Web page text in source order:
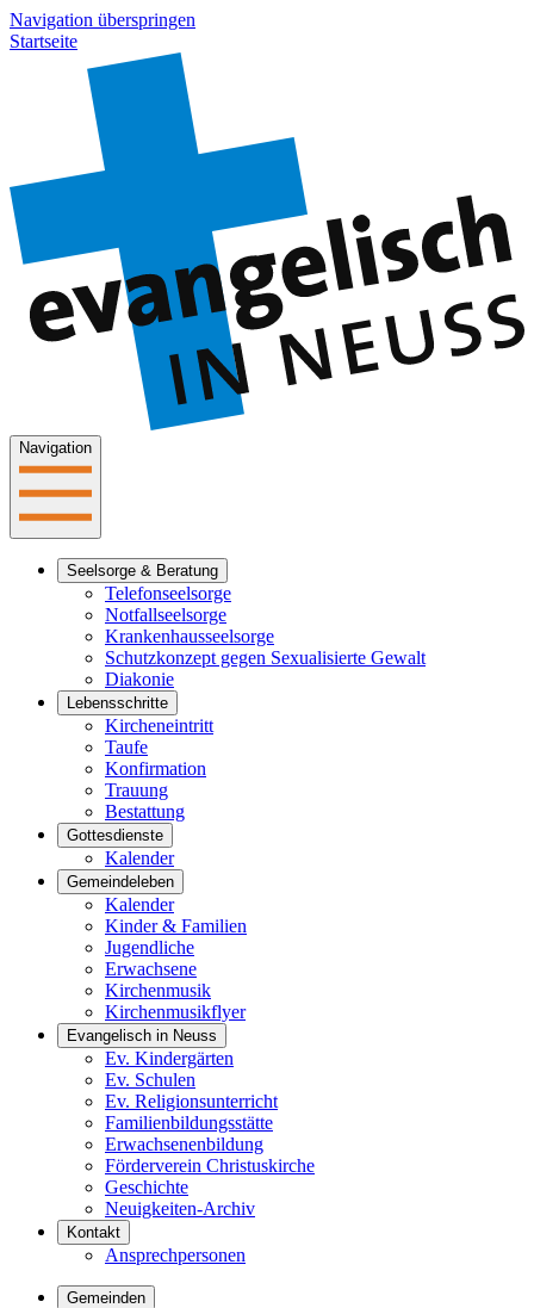
Navigation überspringen
Startseite
Navigation
Seelsorge & Beratung
Telefonseelsorge
Notfallseelsorge
Krankenhausseelsorge
Schutzkonzept gegen Sexualisierte Gewalt
Diakonie
Lebensschritte
Kircheneintritt
Taufe
Konfirmation
Trauung
Bestattung
Gottesdienste
Kalender
Gemeindeleben
Kalender
Kinder & Familien
Jugendliche
Erwachsene
Kirchenmusik
Kirchenmusikflyer
Evangelisch in Neuss
Ev. Kindergärten
Ev. Schulen
Ev. Religionsunterricht
Familienbildungsstätte
Erwachsenenbildung
Förderverein Christuskirche
Geschichte
Neuigkeiten-Archiv
Kontakt
Ansprechpersonen
Gemeinden